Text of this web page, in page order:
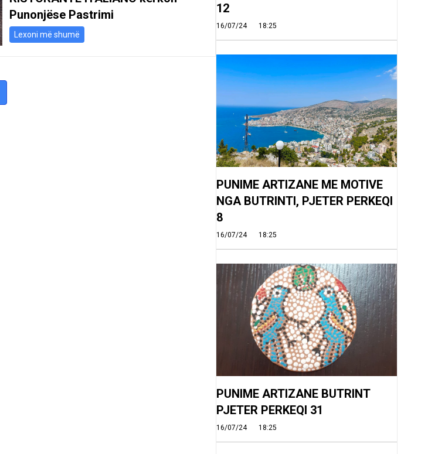
Punonjëse Pastrimi
Lexoni më shumë
12
16/07/24 18:25
PUNIME ARTIZANE ME MOTIVE
NGA BUTRINTI, PJETER PERKEQI
8
16/07/24 18:25
PUNIME ARTIZANE BUTRINT
PJETER PERKEQI 31
16/07/24 18:25